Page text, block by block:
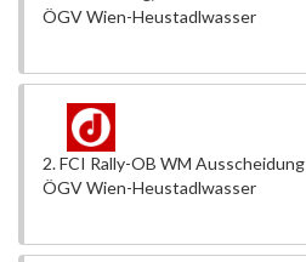
ÖGV Wien-Heustadlwasser
2. FCI Rally-OB WM Ausscheidung
ÖGV Wien-Heustadlwasser